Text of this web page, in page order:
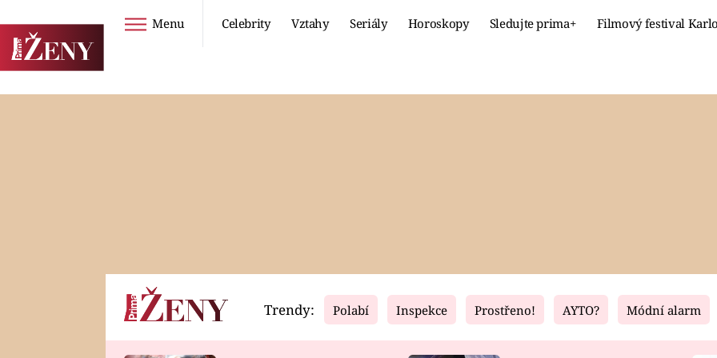
Menu Celebrity Vztahy Seriály Horoskopy Sledujte prima+ Filmový festival
Horoskopy Video Fresh Living
Trendy: Polabí Inspekce Prostřeno! AYTO? Módní alarm